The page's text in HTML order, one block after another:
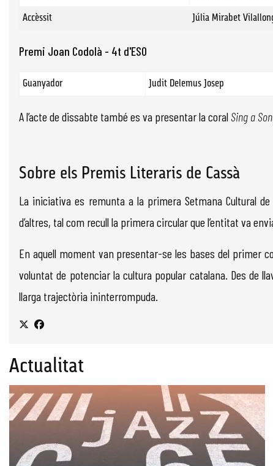
Accèssit Júlia Mirabet
Premi Joan Codolà - 4t d'ESO
Guanyador Judit Delemus Josep
A l’acte de dissabte també es va presentar la coral Sing a
Sobre els Premis Literaris de Cassà
La iniciativa es remunta a la primera Setmana Cultural
d’altres, tal com recull la primera circular que l’entitat va
En aquell moment van presentar-se les bases del primer
voluntat de potenciar la cultura popular catalana. Des de
llarga trajectòria ininterrompuda.
Actualitat